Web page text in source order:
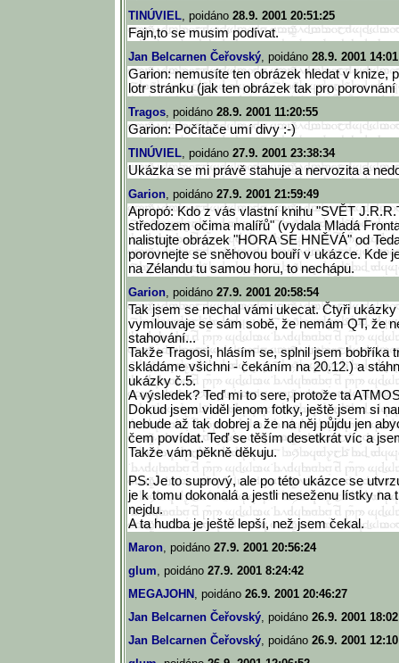
TINÚVIEL, poidáno 28.9. 2001 20:51:25
Fajn,to se musim podívat.
Jan Belcarnen Čeřovský, poidáno 28.9. 2001
Garion: nemusíte ten obrázek hledat v knize,
lotr stránku (jak ten obrázek tak pro
Tragos, poidáno 28.9. 2001 11:20:55
Garion: Počítače umí divy :-)
TINÚVIEL, poidáno 27.9. 2001 23:38:34
Ukázka se mi právě stahuje a nervozita a
Garion, poidáno 27.9. 2001 21:59:49
Apropó: Kdo z vás vlastní knihu "SVĚT
středozem očima malířů" (vydala Mladá
nalistujte obrázek "HORA SE HNĚVÁ" od
porovnejte se sněhovou bouří v ukázce. Kde
na Zélandu tu samou horu, to nechápu.
Garion, poidáno 27.9. 2001 20:58:54
Tak jsem se nechal vámi ukecat. Čtyři
vymlouvaje se sám sobě, že nemám QT, že
stahování...
Takže Tragosi, hlásím se, splnil jsem bobříka
skládáme všichni - čekáním na 20.12.) a
ukázky č.5.
A výsledek? Teď mi to sere, protože ta
Dokud jsem viděl jenom fotky, ještě jsem si
nebude až tak dobrej a že na něj půjdu jen
čem povídat. Teď se těším desetkrát víc a
Takže vám pěkně děkuju.
PS: Je to suprový, ale po této ukázce se
je k tomu dokonalá a jestli neseženu lístky na
nejdu.
A ta hudba je ještě lepší, než jsem čekal.
Maron, poidáno 27.9. 2001 20:56:24
glum, poidáno 27.9. 2001 8:24:42
MEGAJOHN , poidáno 26.9. 2001 20:46:27
Jan Belcarnen Čeřovský, poidáno 26.9. 2001
Jan Belcarnen Čeřovský, poidáno 26.9. 2001